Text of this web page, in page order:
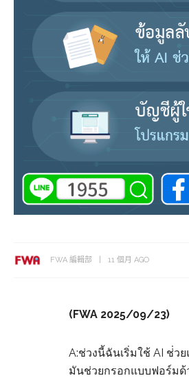
FWA 編輯部 11 個月 AGO
(FWA 2025/09/23)
A:ช่วงนี้ฉันเริ่มใช้ AI ช่่ว
มันช่วยกรอกแบบฟอร์มด้